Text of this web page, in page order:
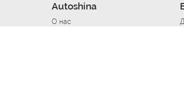
Autoshina
О нас